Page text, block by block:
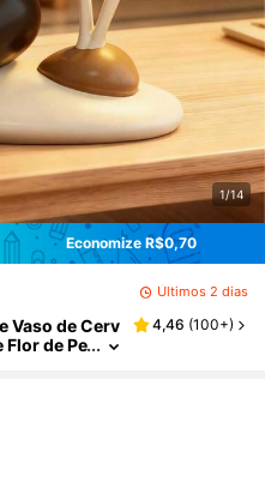
1/14
Economize R$0,70
Últimos 2 dias
Vaso de Cerv
Flor de Pe
Form
4,46 (100+)